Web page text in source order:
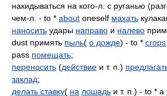
накидываться на кого-л. с руганью
чем-л. - to * about oneself махать
наносить удары направо и налево
dust примять пыль( о дожде) - to * crops
pass помещать;
переносить (действие и т. п.)
заклад;
делать ставку( на лошадь и т. п.) - to * a